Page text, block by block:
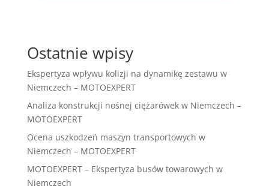
Ostatnie wpisy
Ekspertyza wpływu kolizji na dynamikę zestawu w
Niemczech – MOTOEXPERT
Analiza konstrukcji nośnej ciężarówek w Niemczech –
MOTOEXPERT
Ocena uszkodzeń maszyn transportowych w
Niemczech – MOTOEXPERT
MOTOEXPERT – Ekspertyza busów towarowych w
Niemczech